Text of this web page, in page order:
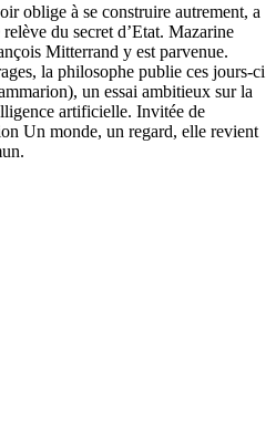
oblige à se construire autrement, a
du secret d’Etat. Mazarine
Mitterrand y est parvenue.
la philosophe publie ces jours-ci
un essai ambitieux sur la
artificielle. Invitée de
Un monde, un regard, elle revient